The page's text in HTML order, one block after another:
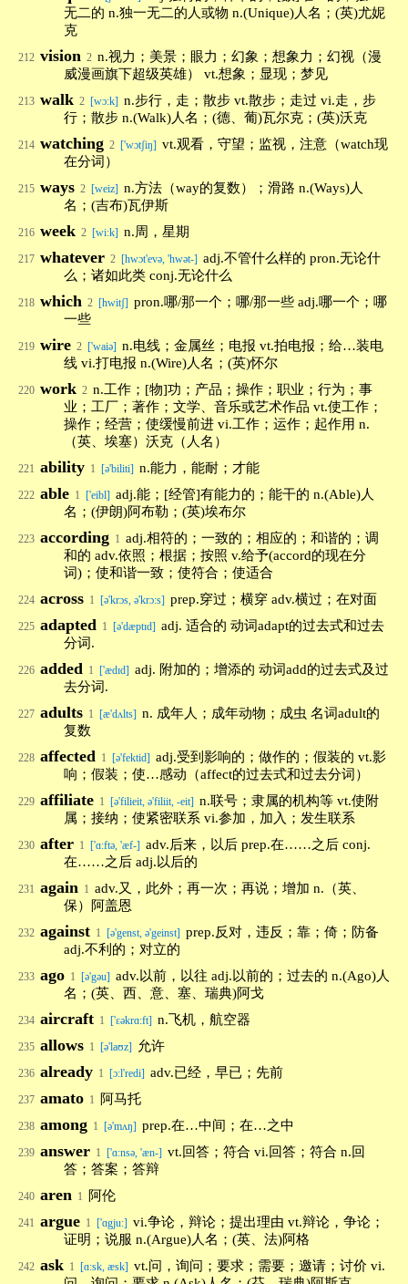
无二的 n.独一无二的人或物 n.(Unique)人名；(英)尤妮
克
212 vision 2 n.视力；美景；眼力；幻象；想象力；幻视（漫
威漫画旗下超级英雄） vt.想象；显现；梦见
213 walk 2 [wɔ:k] n.步行，走；散步 vt.散步；走过 vi.走，步
行；散步 n.(Walk)人名；(德、葡)瓦尔克；(英)沃克
214 watching 2 ['wɔtʃiŋ] vt.观看，守望；监视，注意（watch现
在分词）
215 ways 2 [weiz] n.方法（way的复数）；滑路 n.(Ways)人
名；(吉布)瓦伊斯
216 week 2 [wi:k] n.周，星期
217 whatever 2 [hwɔt'evə, 'hwət-] adj.不管什么样的 pron.无论什
么；诸如此类 conj.无论什么
218 which 2 [hwitʃ] pron.哪/那一个；哪/那一些 adj.哪一个；哪
一些
219 wire 2 ['waiə] n.电线；金属丝；电报 vt.拍电报；给…装电
线 vi.打电报 n.(Wire)人名；(英)怀尔
220 work 2 n.工作；[物]功；产品；操作；职业；行为；事
业；工厂；著作；文学、音乐或艺术作品 vt.使工作；
操作；经营；使缓慢前进 vi.工作；运作；起作用 n.
（英、埃塞）沃克（人名）
221 ability 1 [ə'biliti] n.能力，能耐；才能
222 able 1 ['eibl] adj.能；[经管]有能力的；能干的 n.(Able)人
名；(伊朗)阿布勒；(英)埃布尔
223 according 1 adj.相符的；一致的；相应的；和谐的；调
和的 adv.依照；根据；按照 v.给予(accord的现在分
词)；使和谐一致；使符合；使适合
224 across 1 [ə'krɔs, ə'krɔ:s] prep.穿过；横穿 adv.横过；在对面
225 adapted 1 [ə'dæptɪd] adj. 适合的 动词adapt的过去式和过去
分词.
226 added 1 ['ædɪd] adj. 附加的；增添的 动词add的过去式及过
去分词.
227 adults 1 [æ'dʌlts] n. 成年人；成年动物；成虫 名词adult的
复数
228 affected 1 [ə'fektid] adj.受到影响的；做作的；假装的 vt.影
响；假装；使…感动（affect的过去式和过去分词）
229 affiliate 1 [ə'filieit, ə'filiit, -eit] n.联号；隶属的机构等 vt.使附
属；接纳；使紧密联系 vi.参加，加入；发生联系
230 after 1 ['ɑ:ftə, 'æf-] adv.后来，以后 prep.在……之后 conj.
在……之后 adj.以后的
231 again 1 adv.又，此外；再一次；再说；增加 n.（英、
保）阿盖恩
232 against 1 [ə'genst, ə'geinst] prep.反对，违反；靠；倚；防备
adj.不利的；对立的
233 ago 1 [ə'gəu] adv.以前，以往 adj.以前的；过去的 n.(Ago)人
名；(英、西、意、塞、瑞典)阿戈
234 aircraft 1 ['εəkrɑ:ft] n.飞机，航空器
235 allows 1 [ə'laʊz] 允许
236 already 1 [ɔ:l'redi] adv.已经，早已；先前
237 amato 1 阿马托
238 among 1 [ə'mʌŋ] prep.在…中间；在…之中
239 answer 1 ['ɑ:nsə, 'æn-] vt.回答；符合 vi.回答；符合 n.回
答；答案；答辩
240 aren 1 阿伦
241 argue 1 ['ɑgju:] vi.争论，辩论；提出理由 vt.辩论，争论；
证明；说服 n.(Argue)人名；(英、法)阿格
242 ask 1 [ɑ:sk, æsk] vt.问，询问；要求；需要；邀请；讨价 vi.